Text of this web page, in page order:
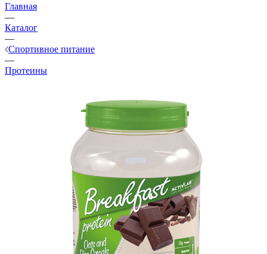
Главная
—
Каталог
—
Спортивное питание
—
Протеины